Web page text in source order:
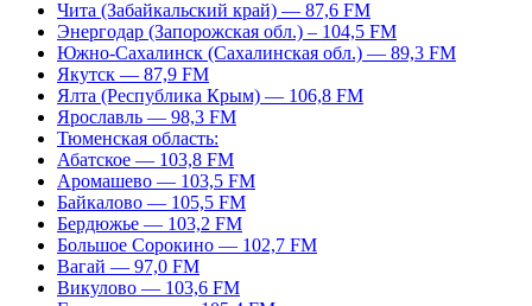
Чита (Забайкальский край) — 87,6 FM
Энергодар (Запорожская обл.) – 104,5 FM
Южно-Сахалинск (Сахалинская обл.) — 89,3 FM
Якутск — 87,9 FM
Ялта (Республика Крым) — 106,8 FM
Ярославль — 98,3 FM
Тюменская область:
Абатское — 103,8 FM
Аромашево — 103,5 FM
Байкалово — 105,5 FM
Бердюжье — 103,2 FM
Большое Сорокино — 102,7 FM
Вагай — 97,0 FM
Викулово — 103,6 FM